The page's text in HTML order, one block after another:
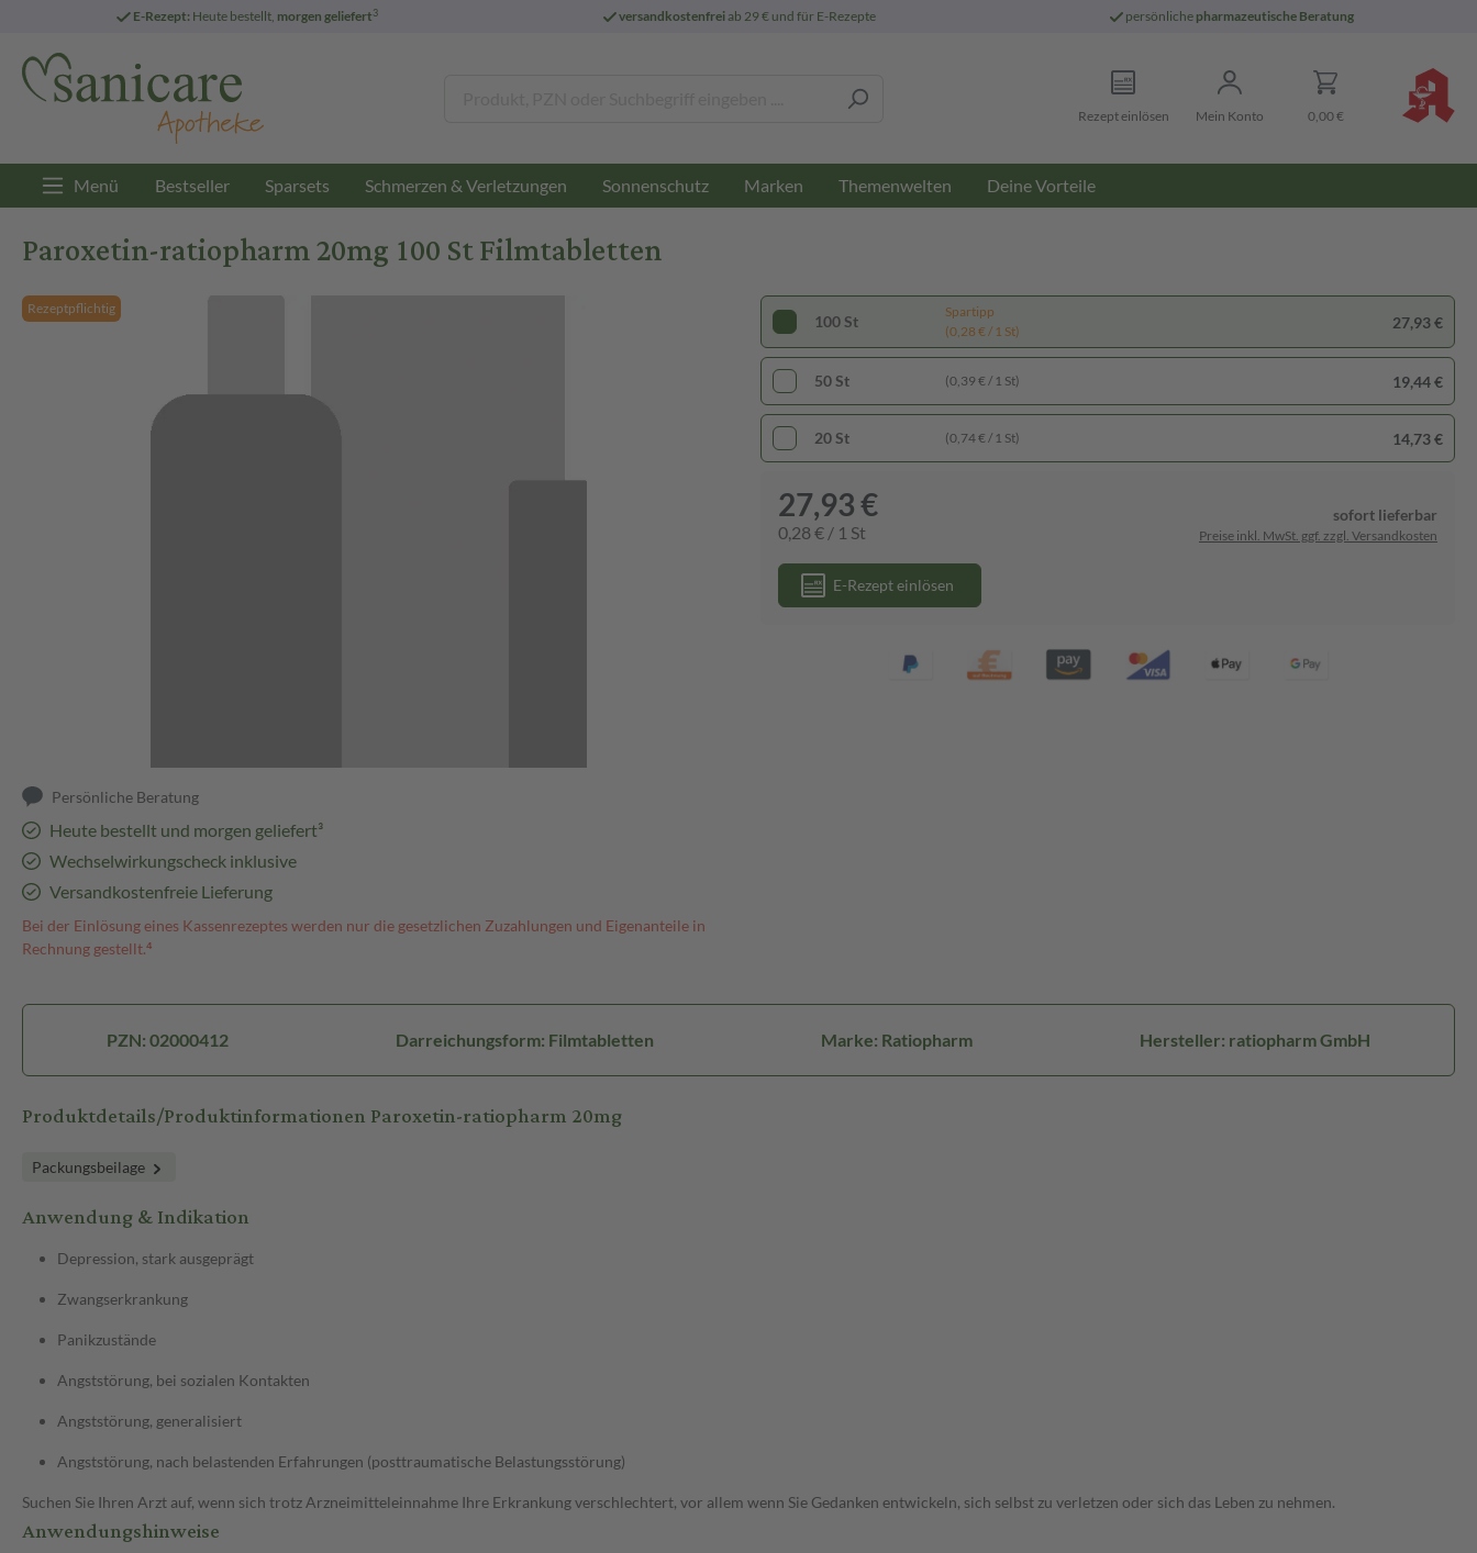
E-Rezept: Heute bestellt, morgen geliefert3 versandkostenfreiab 29 € und für E-Rezepte persönliche pharmazeutische Beratung
Rezept einlösen Mein Konto 0,00 €
Menü Bestseller Sparsets Schmerzen & Verletzungen Sonnenschutz Marken Themenwelten Deine Vorteile
Paroxetin-ratiopharm 20mg 100 St Filmtabletten
Rezeptpflichtig
Persönliche Beratung
Heute bestellt und morgen geliefert³
Wechselwirkungscheck inklusive
Versandkostenfreie Lieferung
Bei der Einlösung eines Kassenrezeptes werden nur die gesetzlichen Zuzahlungen und Eigenanteile in
Rechnung gestellt.⁴
100 St
Spartipp
(0,28 € / 1 St)
27,93 €
50 St (0,39 € / 1 St) 19,44 €
20 St (0,74 € / 1 St) 14,73 €
27,93 €
0,28 € / 1 St
sofort lieferbar
Preise inkl. MwSt. ggf. zzgl. Versandkosten
E-Rezept einlösen
PZN: 02000412 Darreichungsform: Filmtabletten Marke: Ratiopharm Hersteller: ratiopharm GmbH
Produktdetails/Produktinformationen Paroxetin-ratiopharm 20mg
Packungsbeilage
Anwendung & Indikation
Depression, stark ausgeprägt
Zwangserkrankung
Panikzustände
Angststörung, bei sozialen Kontakten
Angststörung, generalisiert
Angststörung, nach belastenden Erfahrungen (posttraumatische Belastungsstörung)
Suchen Sie Ihren Arzt auf, wenn sich trotz Arzneimitteleinnahme Ihre Erkrankung verschlechtert, vor allem wenn Sie Gedanken entwickeln, sich selbst zu verletzen oder sich das Leben zu nehmen.
Anwendungshinweise